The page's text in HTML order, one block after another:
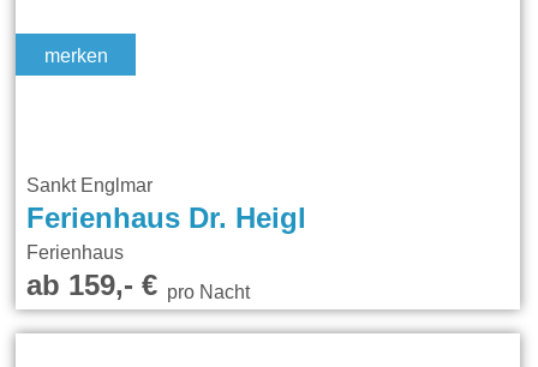
merken
Sankt Englmar
Ferienhaus Dr. Heigl
Ferienhaus
ab 159,- €pro Nacht